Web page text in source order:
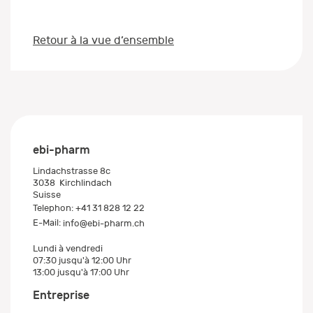
Retour à la vue d’ensemble
ebi-pharm
Lindachstrasse 8c
3038 Kirchlindach
Suisse
Telephon: +41 31 828 12 22
E-Mail: info@ebi-pharm.ch
Lundi à vendredi
07:30 jusqu'à 12:00 Uhr
13:00 jusqu'à 17:00 Uhr
Entreprise